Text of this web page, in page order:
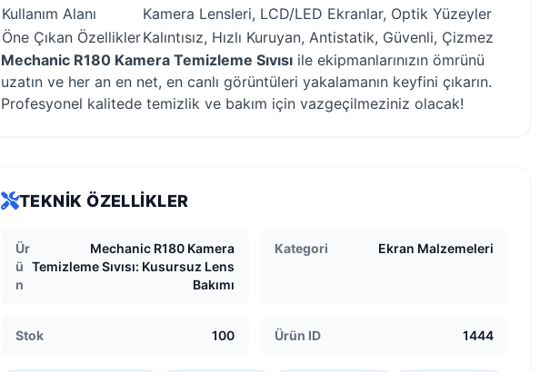
Kullanım Alanı
Kamera Lensleri, LCD/LED Ekranlar, Optik Yüzeyler
Öne Çıkan ÖzelliklerKalıntısız, Hızlı Kuruyan, Antistatik, Güvenli, Çizmez
Mechanic R180 Kamera Temizleme Sıvısı ile ekipmanlarınızın ömrünü
uzatın ve her an en net, en canlı görüntüleri yakalamanın keyfini çıkarın.
Profesyonel kalitede temizlik ve bakım için vazgeçilmeziniz olacak!
TEKNIK ÖZELLIKLER
Ür
ü
n
Mechanic R180 Kamera
Temizleme Sıvısı: Kusursuz Lens
Bakımı
Kategori Ekran Malzemeleri
Stok 100 Ürün ID 1444